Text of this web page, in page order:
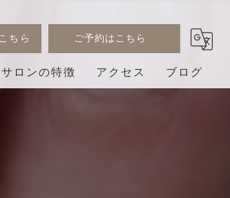
ちら ご予約はこちら
ロンの特徴 アクセス ブログ